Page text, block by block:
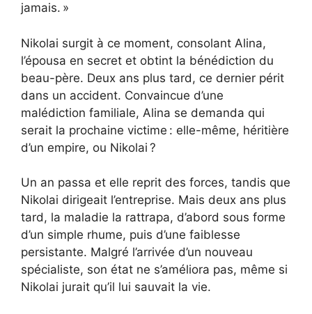
jamais. »
Nikolai surgit à ce moment, consolant Alina,
l’épousa en secret et obtint la bénédiction du
beau-père. Deux ans plus tard, ce dernier périt
dans un accident. Convaincue d’une
malédiction familiale, Alina se demanda qui
serait la prochaine victime : elle-même, héritière
d’un empire, ou Nikolai ?
Un an passa et elle reprit des forces, tandis que
Nikolai dirigeait l’entreprise. Mais deux ans plus
tard, la maladie la rattrapa, d’abord sous forme
d’un simple rhume, puis d’une faiblesse
persistante. Malgré l’arrivée d’un nouveau
spécialiste, son état ne s’améliora pas, même si
Nikolai jurait qu’il lui sauvait la vie.